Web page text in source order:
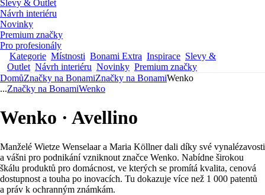
Slevy & Outlet
Návrh interiéru
Novinky
Premium značky
Pro profesionály
Kategorie Místnosti Bonami Extra Inspirace Slevy &
Outlet Návrh interiéru Novinky Premium značky
DomůZnačky na BonamiZnačky na BonamiWenko
...Značky na BonamiWenko
Wenko · Avellino
Manželé Wietze Wenselaar a Maria Köllner dali díky své vynalézavosti
a vášni pro podnikání vzniknout značce Wenko. Nabídne širokou
škálu produktů pro domácnost, ve kterých se promítá kvalita, cenová
dostupnost a touha po inovacích. Tu dokazuje více než 1 000 patentů
a práv k ochranným známkám.